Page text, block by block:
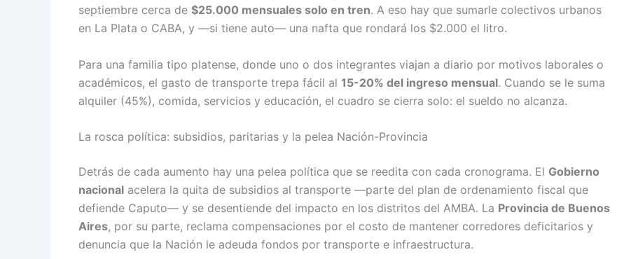
septiembre cerca de $25.000 mensuales solo en tren. A eso hay que sumarle colectivos urbanos
en La Plata o CABA, y —si tiene auto— una nafta que rondará los $2.000 el litro.
Para una familia tipo platense, donde uno o dos integrantes viajan a diario por motivos laborales o
académicos, el gasto de transporte trepa fácil al 15-20% del ingreso mensual. Cuando se le suma
alquiler (45%), comida, servicios y educación, el cuadro se cierra solo: el sueldo no alcanza.
La rosca política: subsidios, paritarias y la pelea Nación-Provincia
Detrás de cada aumento hay una pelea política que se reedita con cada cronograma. El Gobierno
nacional acelera la quita de subsidios al transporte —parte del plan de ordenamiento fiscal que
defiende Caputo— y se desentiende del impacto en los distritos del AMBA. La Provincia de Buenos
Aires, por su parte, reclama compensaciones por el costo de mantener corredores deficitarios y
denuncia que la Nación le adeuda fondos por transporte e infraestructura.